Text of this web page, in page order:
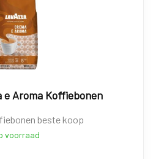
e Aroma Koffiebonen
beste koop
voorraad